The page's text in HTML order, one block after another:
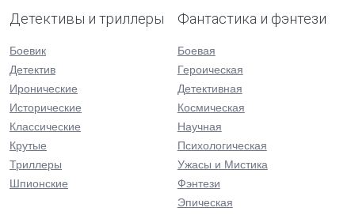
Детективы и триллеры
Боевик
Детектив
Иронические
Исторические
Классические
Крутые
Триллеры
Шпионские
Фантастика и фэнтези
Боевая
Героическая
Детективная
Космическая
Научная
Психологическая
Ужасы и Мистика
Фэнтези
Эпическая